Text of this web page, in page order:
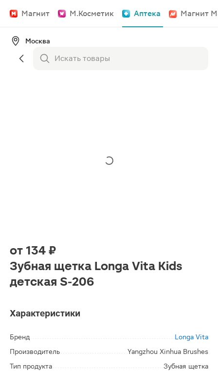
Магнит М.Косметик Аптека Магнит
Москва
от 134 ₽
Зубная щетка Longa Vita Kids
детская S-206
Характеристики
Бренд
Longa Vita
Производитель
Yangzhou Xinhua Brushes
Тип продукта
Зубная щетка